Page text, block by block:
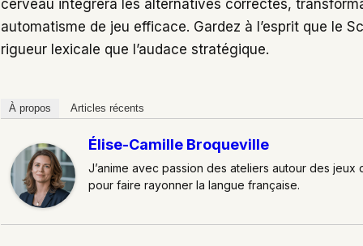
cerveau intégrera les alternatives correctes,
automatisme de jeu efficace. Gardez à l’esprit que le
rigueur lexicale que l’audace stratégique.
À propos Articles récents
Élise-Camille Broqueville
J’anime avec passion des ateliers autour des
pour faire rayonner la langue française.